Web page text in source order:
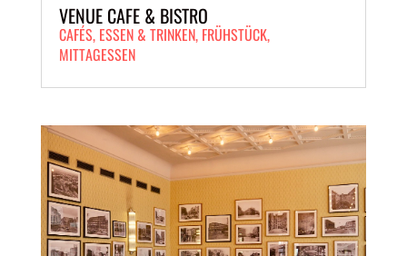
VENUE CAFE & BISTRO
CAFÉS, ESSEN & TRINKEN, FRÜHSTÜCK,
MITTAGESSEN